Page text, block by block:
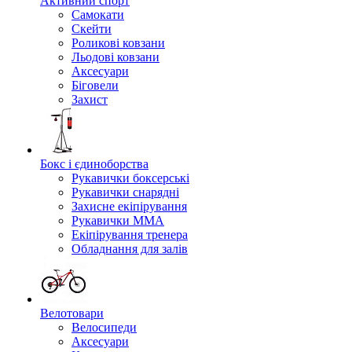
Самокати
Скейти
Роликові ковзани
Льодові ковзани
Аксесуари
Біговели
Захист
Бокс і єдиноборства
Рукавички боксерські
Рукавички снарядні
Захисне екіпірування
Рукавички ММА
Екіпірування тренера
Обладнання для залів
Велотовари
Велосипеди
Аксесуари